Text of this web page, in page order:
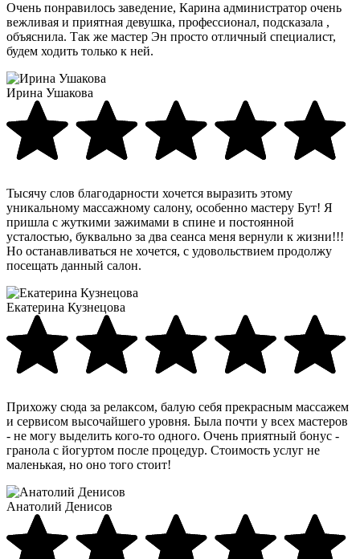
Очень понравилось заведение, Карина администратор очень
вежливая и приятная девушка, профессионал, подсказала ,
объяснила. Так же мастер Эн просто отличный специалист,
будем ходить только к ней.
Ирина Ушакова
Тысячу слов благодарности хочется выразить этому
уникальному массажному салону, особенно мастеру Бут! Я
пришла с жуткими зажимами в спине и постоянной
усталостью, буквально за два сеанса меня вернули к жизни!!!
Но останавливаться не хочется, с удовольствием продолжу
посещать данный салон.
Екатерина Кузнецова
Прихожу сюда за релаксом, балую себя прекрасным массажем
и сервисом высочайшего уровня. Была почти у всех мастеров
- не могу выделить кого-то одного. Очень приятный бонус -
гранола с йогуртом после процедур. Стоимость услуг не
маленькая, но оно того стоит!
Анатолий Денисов